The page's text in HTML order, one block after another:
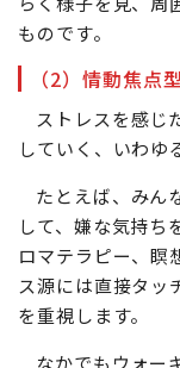
ものです。
（2）情動焦点
ストレスを感じ
していく、いわゆ
たとえば、みん
して、嫌な気持ち
ロマテラピー、瞑
ス源には直接タッ
を重視します。
なかでもウォー